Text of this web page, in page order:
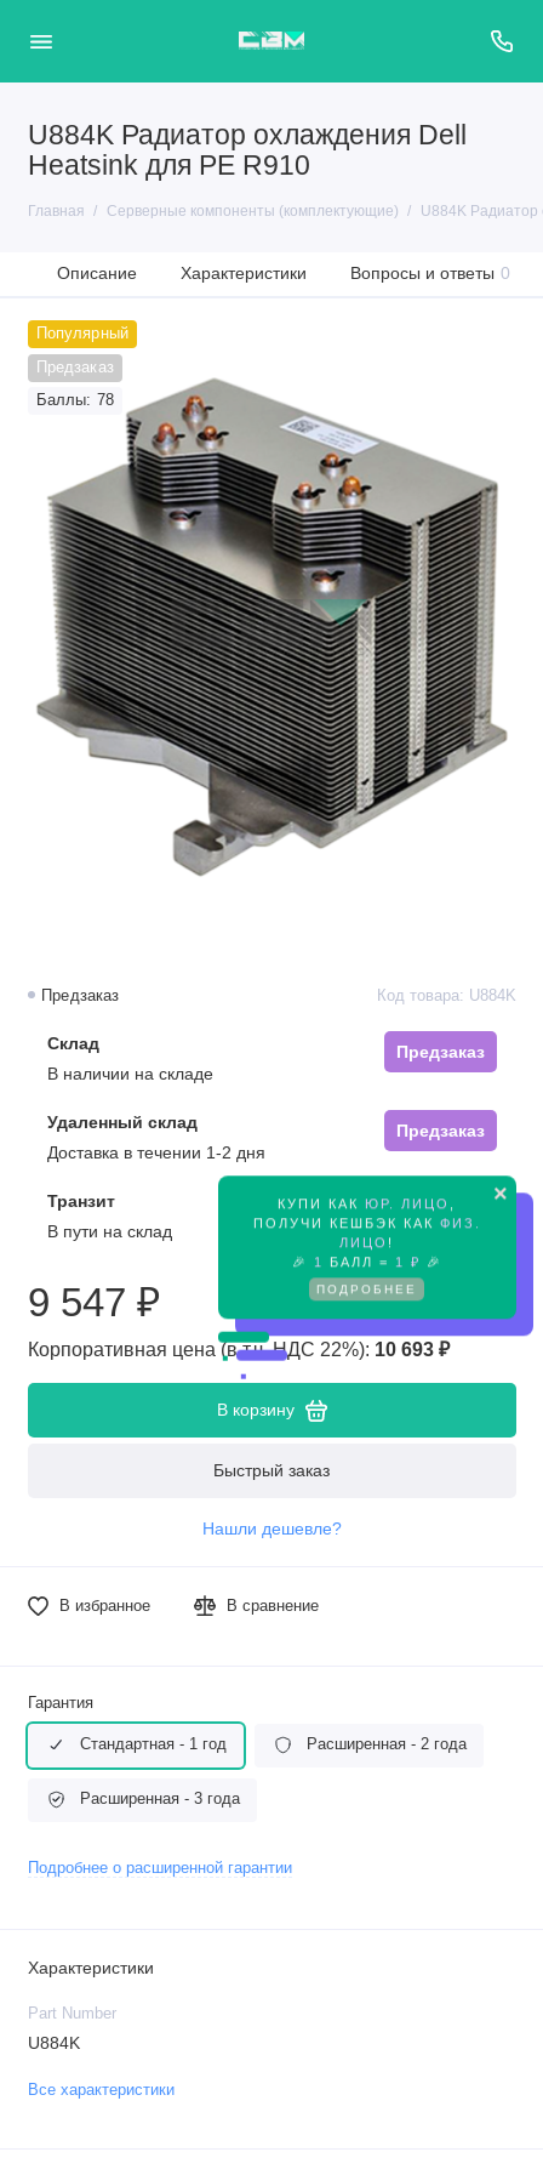
U884K Радиатор охлаждения Dell
Heatsink для PE R910
Главная Серверные компоненты (комплектующие) U884K
Описание Характеристики Вопросы и ответы 0
Популярный
Предзаказ
Баллы: 78
×
КУПИ КАК ЮР. ЛИЦО
ПОЛУЧИ КЕШБЭК КАК ФИЗ.
ЛИЦО !
🎉 1 БАЛЛ = 1 ₽ 🎉
ПОДРОБНЕЕ
Предзаказ Код товара: U884K
Склад
Предзаказ
В наличии на складе
Удаленный склад
Предзаказ
Доставка в течении 1-2 дня
Транзит
Предзаказ
В пути на склад
9 547 ₽
Корпоративная цена (в т.ч. НДС 22%): 10 693 ₽
В корзину
Быстрый заказ
Нашли дешевле?
В избранное В сравнение
Гарантия
Стандартная - 1 год Расширенная - 2 года
Расширенная - 3 года
Подробнее о расширенной гарантии
Характеристики
Part Number
U884K
Все характеристики